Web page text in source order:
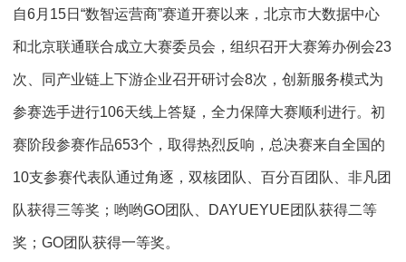
自6月15日“数智运营商”赛道开赛以来，北京市大数据中心
和北京联通联合成立大赛委员会，组织召开大赛筹办例会23
次、同产业链上下游企业召开研讨会8次，创新服务模式为
参赛选手进行106天线上答疑，全力保障大赛顺利进行。初
赛阶段参赛作品653个，取得热烈反响，总决赛来自全国的
10支参赛代表队通过角逐，双核团队、百分百团队、非凡团
队获得三等奖；哟哟GO团队、DAYUEYUE团队获得二等
奖；GO团队获得一等奖。